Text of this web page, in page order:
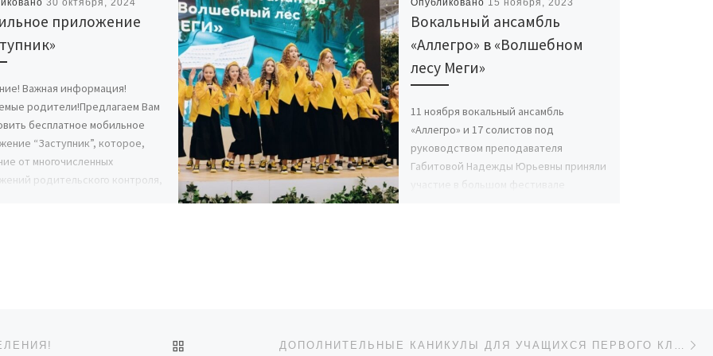
приложение
Важная информация!
родители!Предлагаем Вам
бесплатное мобильное
“Заступник”, которое,
от многочисленных
родительского контроля,
Вокальный ансамбль
«Аллегро» в «Волшебном
лесу Меги»
11 ноября вокальный ансамбль
«Аллегро» и 17 солистов под
руководством преподавателя
Габитовой Надежды Юрьевны приняли
участие в большом фестивале
ОБРАТНО К СПИСКУ ЗАПИСЕЙ